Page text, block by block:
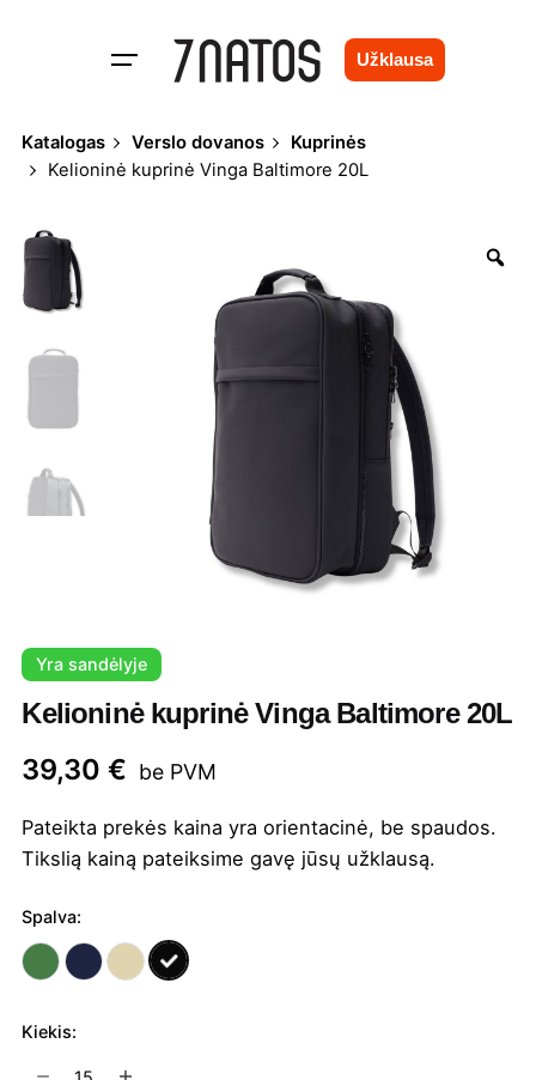
Užklausa
Katalogas Verslo dovanos
Kuprinės
Kelioninė kuprinė Vinga Baltimore 20L
Yra sandėlyje
Kelioninė kuprinė Vinga Baltimore 20L
39,30€ be PVM
Pateikta prekės kaina yra orientacinė, be spaudos.
Tikslią kainą pateiksime gavę jūsų užklausą.
Spalva:
Kiekis:
produkto